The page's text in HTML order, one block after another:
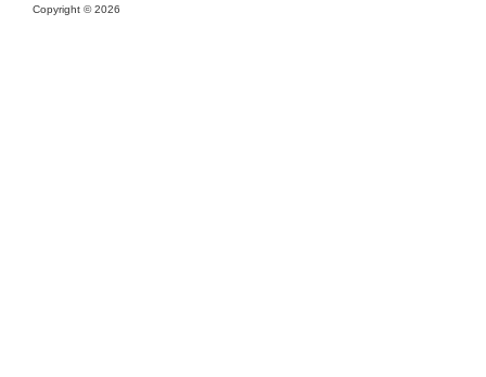
Copyright ©2026